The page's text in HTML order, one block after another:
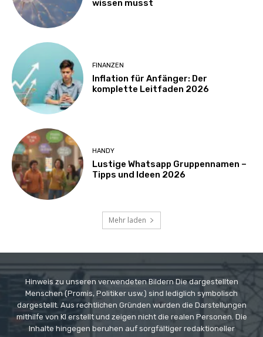
wissen musst
FINANZEN
Inflation für Anfänger: Der
komplette Leitfaden 2026
HANDY
Lustige Whatsapp Gruppennamen –
Tipps und Ideen 2026
Mehr laden
Hinweis zu unseren verwendeten Bildern Die dargestellten
Menschen (Promis, Politiker usw.) sind lediglich symbolisch
dargestellt. Aus rechtlichen Gründen wurden die Darstellungen
mithilfe von KI erstellt und zeigen nicht die realen Personen. Die
Inhalte hingegen beruhen auf sorgfältiger redaktioneller